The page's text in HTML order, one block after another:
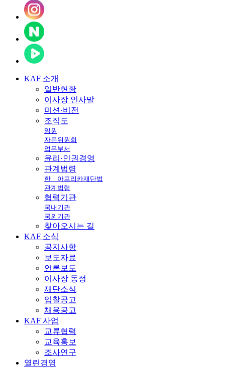
KAF 소개
일반현황
이사장 인사말
미션·비전
조직도
임원
자문위원회
업무부서
윤리·인권경영
관계법령
한ㆍ아프리카재단법
관계법령
협력기관
국내기관
국외기관
찾아오시는 길
KAF 소식
공지사항
보도자료
언론보도
이사장 동정
재단소식
입찰공고
채용공고
KAF 사업
교류협력
교육홍보
조사연구
열린경영